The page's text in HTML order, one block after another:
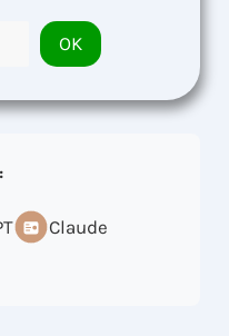
OK
Claude